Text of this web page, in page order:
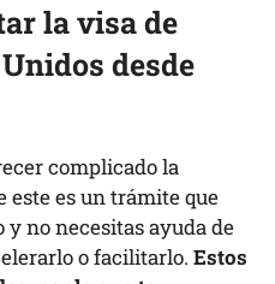
la visa de
desde
complicado la
este es un trámite que
no necesitas ayuda de
o facilitarlo. Estos